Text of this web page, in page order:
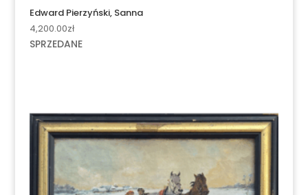
Edward Pierzyński, Sanna
4,200.00zł
SPRZEDANE